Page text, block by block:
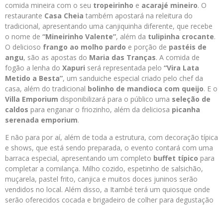
comida mineira com o seu tropeirinho e acarajé mineiro. O
restaurante Casa Cheia também apostará na releitura do
tradicional, apresentando uma canjiquinha diferente, que recebe
o nome de “Mineirinho Valente”, além da tulipinha crocante.
O delicioso frango ao molho pardo e porção de pastéis de
angu, são as apostas do Maria das Tranças. A comida de
fogão a lenha do Xapuri será representada pelo “Vira Lata
Metido a Besta”, um sanduiche especial criado pelo chef da
casa, além do tradicional bolinho de mandioca com queijo. E o
Villa Emporium disponibilizará para o público uma seleção de
caldos para enganar o friozinho, além da deliciosa picanha
serenada emporium.
E não para por aí, além de toda a estrutura, com decoração típica
e shows, que está sendo preparada, o evento contará com uma
barraca especial, apresentando um completo buffet típico para
completar a comilança. Milho cozido, espetinho de salsichão,
muçarela, pastel frito, canjica e muitos doces juninos serão
vendidos no local. Além disso, a Itambé terá um quiosque onde
serão oferecidos cocada e brigadeiro de colher para degustação